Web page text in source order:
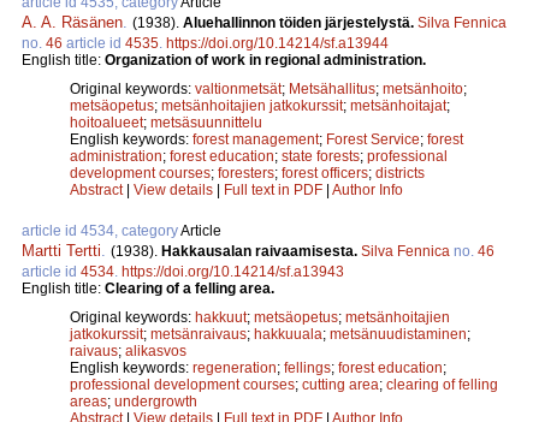
A. A. Räsänen (1938). Aluehallinnon töiden järjestelystä. Silva Fennica
no. 46 article id 4535 https://doi.org/10.14214/sf.a13944
English title: Organization of work in regional administration.
Original keywords: valtionmetsät; Metsähallitus; metsänhoito;
metsäopetus; metsänhoitajien jatkokurssit; metsänhoitajat;
hoitoalueet; metsäsuunnittelu
English keywords: forest management; Forest Service; forest
administration; forest education; state forests; professional
development courses; foresters; forest officers; districts
Abstract| View details | Full text in PDF | Author Info
article id 4534, categoryArticle
Martti Tertti (1938). Hakkausalan raivaamisesta. Silva Fennica no. 46
article id 4534 https://doi.org/10.14214/sf.a13943
English title: Clearing of a felling area.
Original keywords: hakkuut; metsäopetus; metsänhoitajien
jatkokurssit; metsänraivaus; hakkuuala; metsänuudistaminen;
raivaus; alikasvos
English keywords: regeneration; fellings; forest education;
professional development courses; cutting area; clearing of felling
areas; undergrowth
Abstract| View details | Full text in PDF | Author Info